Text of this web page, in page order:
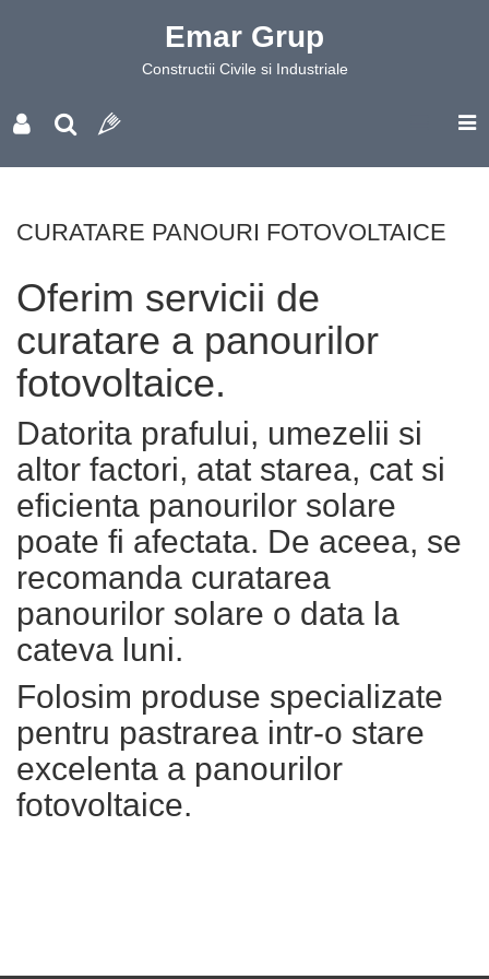
Emar Grup
Constructii Civile si Industriale
CURATARE PANOURI FOTOVOLTAICE
Oferim servicii de
curatare a panourilor
fotovoltaice.
Datorita prafului, umezelii si
altor factori, atat starea, cat si
eficienta panourilor solare
poate fi afectata. De aceea, se
recomanda curatarea
panourilor solare o data la
cateva luni.
Folosim produse specializate
pentru pastrarea intr-o stare
excelenta a panourilor
fotovoltaice.